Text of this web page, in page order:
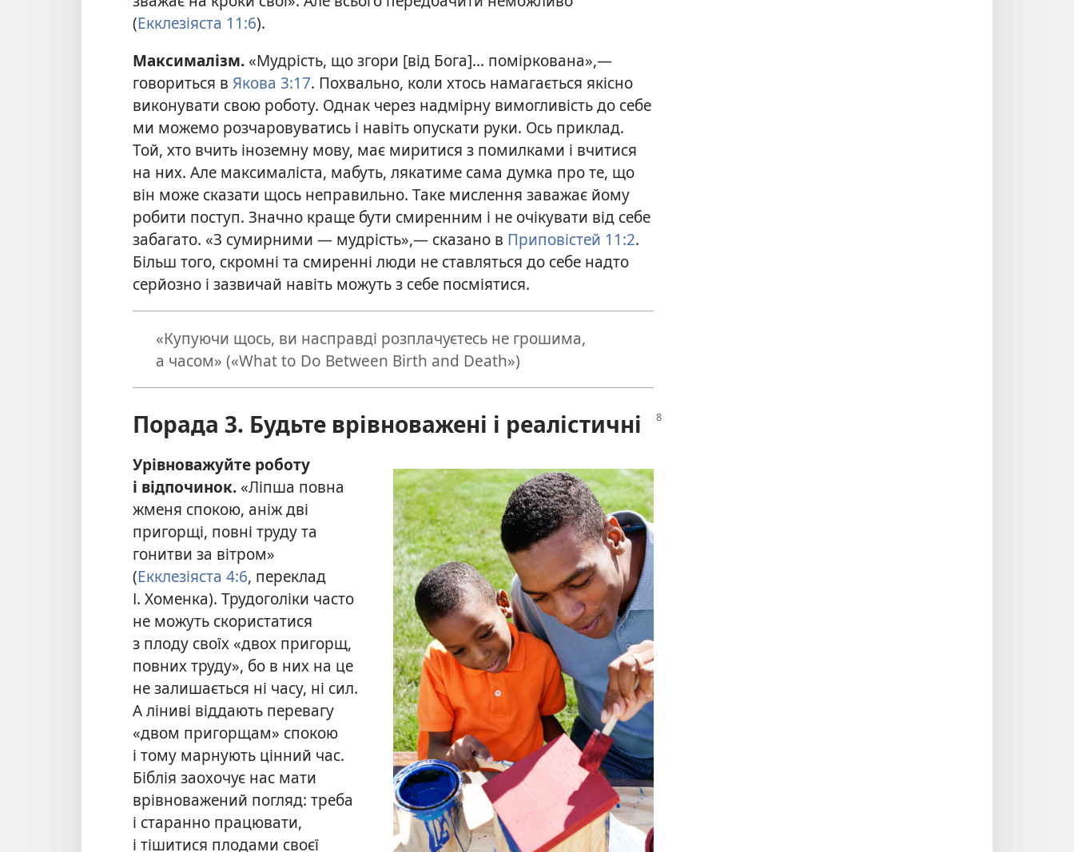
(Екклезіяста 11:6).
Максималізм. «Мудрість, що згори [від Бога]... поміркована»,—
говориться в Якова 3:17. Похвально, коли хтось намагається якісно
виконувати свою роботу. Однак через надмірну вимогливість до себе
ми можемо розчаровуватись і навіть опускати руки. Ось приклад.
Той, хто вчить іноземну мову, має миритися з помилками і вчитися
на них. Але максималіста, мабуть, лякатиме сама думка про те, що
він може сказати щось неправильно. Таке мислення заважає йому
робити поступ. Значно краще бути смиренним і не очікувати від себе
забагато. «З сумирними — мудрість»,— сказано в Приповістей 11:2.
Більш того, скромні та смиренні люди не ставляться до себе надто
серйозно і зазвичай навіть можуть з себе посміятися.
«Купуючи щось, ви насправді розплачуєтесь не грошима,
а часом» («What to Do Between Birth and Death»)
Порада 3. Будьте врівноважені і реалістичні
Урівноважуйте роботу
і відпочинок. «Ліпша повна
жменя спокою, аніж дві
пригорщі, повні труду та
гонитви за вітром»
(Екклезіяста 4:6, переклад
І. Хоменка). Трудоголіки часто
не можуть скористатися
з плоду своїх «двох пригорщ,
повних труду», бо в них на це
не залишається ні часу, ні сил.
А ліниві віддають перевагу
«двом пригорщам» спокою
і тому марнують цінний час.
Біблія заохочує нас мати
врівноважений погляд: треба
і старанно працювати,
і тішитися плодами своєї